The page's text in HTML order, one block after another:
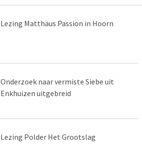
Lezing Matthäus Passion in Hoorn
Onderzoek naar vermiste Siebe uit
Enkhuizen uitgebreid
Lezing Polder Het Grootslag